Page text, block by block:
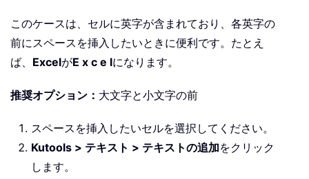
このケースは、セルに英字が含まれており、各英字の
前にスペースを挿入したいときに便利です。たとえ
ば、 ExcelがE x c e lになります。
推奨オプション： 大文字と小文字の前
スペースを挿入したいセルを選択してください。
Kutools > テキスト > テキストの追加をクリック
します。